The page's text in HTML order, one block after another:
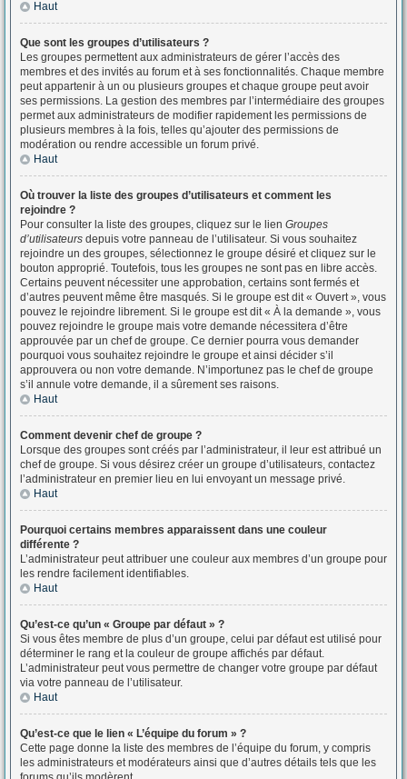
Haut
Que sont les groupes d’utilisateurs ?
Les groupes permettent aux administrateurs de gérer l’accès des
membres et des invités au forum et à ses fonctionnalités. Chaque membre
peut appartenir à un ou plusieurs groupes et chaque groupe peut avoir
ses permissions. La gestion des membres par l’intermédiaire des groupes
permet aux administrateurs de modifier rapidement les permissions de
plusieurs membres à la fois, telles qu’ajouter des permissions de
modération ou rendre accessible un forum privé.
Haut
Où trouver la liste des groupes d’utilisateurs et comment les
rejoindre ?
Pour consulter la liste des groupes, cliquez sur le lien Groupes
d’utilisateurs depuis votre panneau de l’utilisateur. Si vous souhaitez
rejoindre un des groupes, sélectionnez le groupe désiré et cliquez sur le
bouton approprié. Toutefois, tous les groupes ne sont pas en libre accès.
Certains peuvent nécessiter une approbation, certains sont fermés et
d’autres peuvent même être masqués. Si le groupe est dit « Ouvert », vous
pouvez le rejoindre librement. Si le groupe est dit « À la demande », vous
pouvez rejoindre le groupe mais votre demande nécessitera d’être
approuvée par un chef de groupe. Ce dernier pourra vous demander
pourquoi vous souhaitez rejoindre le groupe et ainsi décider s’il
approuvera ou non votre demande. N’importunez pas le chef de groupe
s’il annule votre demande, il a sûrement ses raisons.
Haut
Comment devenir chef de groupe ?
Lorsque des groupes sont créés par l’administrateur, il leur est attribué un
chef de groupe. Si vous désirez créer un groupe d’utilisateurs, contactez
l’administrateur en premier lieu en lui envoyant un message privé.
Haut
Pourquoi certains membres apparaissent dans une couleur
différente ?
L’administrateur peut attribuer une couleur aux membres d’un groupe pour
les rendre facilement identifiables.
Haut
Qu’est-ce qu’un « Groupe par défaut » ?
Si vous êtes membre de plus d’un groupe, celui par défaut est utilisé pour
déterminer le rang et la couleur de groupe affichés par défaut.
L’administrateur peut vous permettre de changer votre groupe par défaut
via votre panneau de l’utilisateur.
Haut
Qu’est-ce que le lien « L’équipe du forum » ?
Cette page donne la liste des membres de l’équipe du forum, y compris
les administrateurs et modérateurs ainsi que d’autres détails tels que les